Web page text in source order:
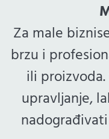
Za male
brzu i
ili
upravljanje,